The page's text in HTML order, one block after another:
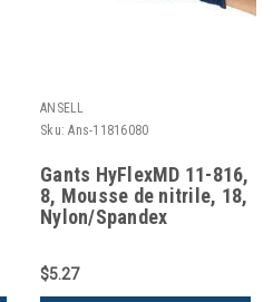
ANSELL
Sku: Ans-11816080
Gants HyFlexMD 11-816,
8, Mousse de nitrile, 18,
Nylon/Spandex
$5.27